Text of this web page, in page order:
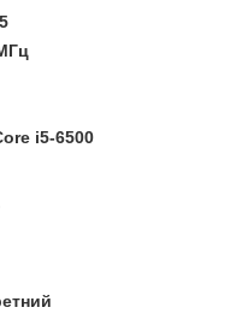
i5-6500